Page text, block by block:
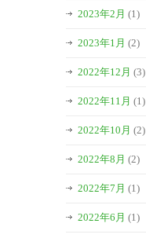
2023年2月 (1)
2023年1月 (2)
2022年12月 (3)
2022年11月 (1)
2022年10月 (2)
2022年8月 (2)
2022年7月 (1)
2022年6月 (1)